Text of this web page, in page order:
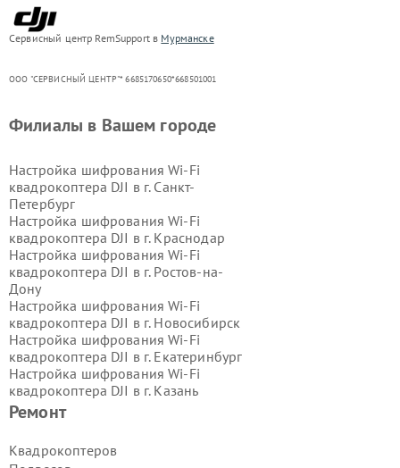
Сервисный центр RemSupport в Мурманске
ООО "СЕРВИСНЫЙ ЦЕНТР"* 6685170650*668501001
Ремонт
Квадрокоптеров
Филиалы в Вашем городе
Настройка шифрования Wi-Fi
квадрокоптера DJI в г. Санкт-
Петербург
Настройка шифрования Wi-Fi
квадрокоптера DJI в г. Краснодар
Настройка шифрования Wi-Fi
квадрокоптера DJI в г. Ростов-на-
Дону
Настройка шифрования Wi-Fi
квадрокоптера DJI в г. Новосибирск
Настройка шифрования Wi-Fi
квадрокоптера DJI в г. Екатеринбург
Настройка шифрования Wi-Fi
квадрокоптера DJI в г. Казань
Настройка шифрования Wi-Fi
Настройка шифрования Wi-Fi
квадрокоптера DJI в г.